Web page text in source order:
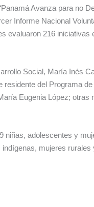
Avanza para no
Informe Nacional
evaluaron 216
Social, María Inés
residente del Programa
Eugenia López;
niñas, adolescentes y
mujeres